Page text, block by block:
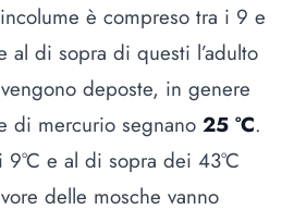
è compreso tra i 9 e
al di sopra di questi l’adulto
deposte, in genere
di mercurio segnano 25 °C.
e al di sopra dei 43°C
delle mosche vanno